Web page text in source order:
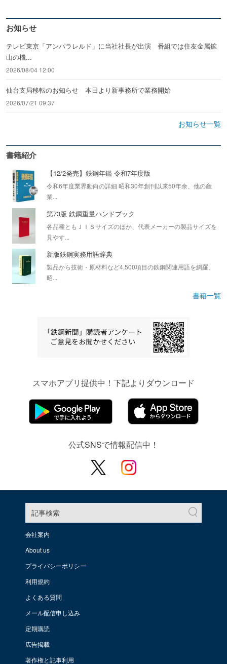
お知らせ
テレビ東京「アンパラレルド」に当社社長が出演 番組では住友金属鉱
山の機...
2026/08/04 12:00
仙台支局移転のお知らせ 本日より新事務所で業務開始
2026/07/21 09:37
お知らせ一覧
書籍紹介
【12/2発売】鉄鋼年鑑 令和7年度版
令和6年度業界動向の詳細 昭和30年創刊以来50年余、他の産
業...
第73版 鉄鋼重量ハンドブック
各品種ともＪＩＳサイズのほか、代表メーカーの製品サイズを
見やす...
新版鉄鋼実務用語辞典
製品から技術・原材料など4,500項目の鉄鋼関連用語を網羅、
昭...
書籍一覧
スマホアプリ提供中！下記よりダウンロード
公式SNSで情報配信中！
記事検索
会社案内
About us
プライバシーポリシー
利用規約
よくある質問
メール配信申し込み
定期購読
広告掲載
著作権と記事利用